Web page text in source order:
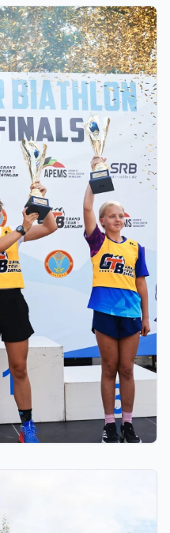
премии от
кубки: как
BIATHLON в
TOUR